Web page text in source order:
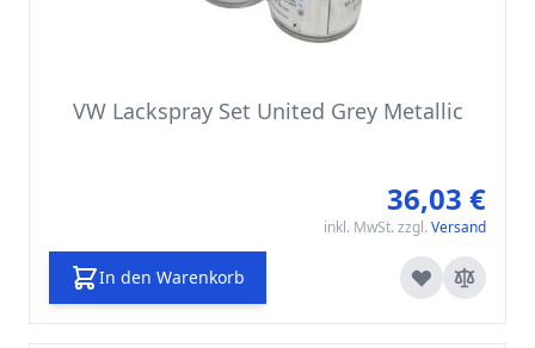
VW Lackspray Set United Grey Metallic
36,03 €
inkl. MwSt. zzgl. Versand
In den Warenkorb